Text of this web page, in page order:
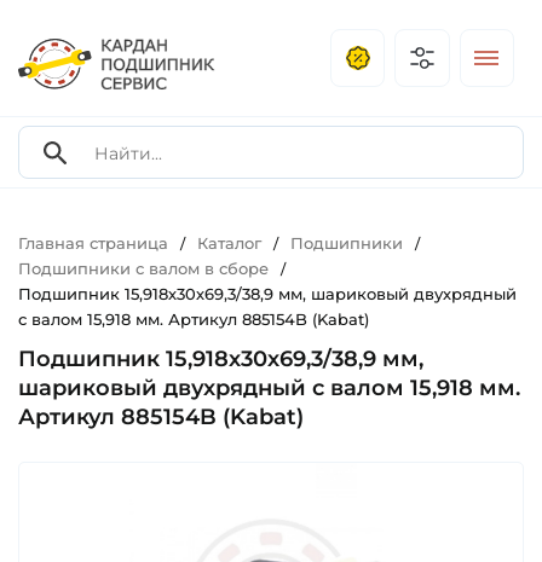
Главная страница / Каталог / Подшипники /
Подшипники с валом в сборе /
Подшипник 15,918х30х69,3/38,9 мм, шариковый двухрядный
с валом 15,918 мм. Артикул 885154B (Kabat)
Подшипник 15,918х30х69,3/38,9 мм,
шариковый двухрядный с валом 15,918 мм.
Артикул 885154B (Kabat)